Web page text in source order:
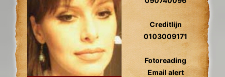
Creditlijn
0103009171
Fotoreading
Email alert